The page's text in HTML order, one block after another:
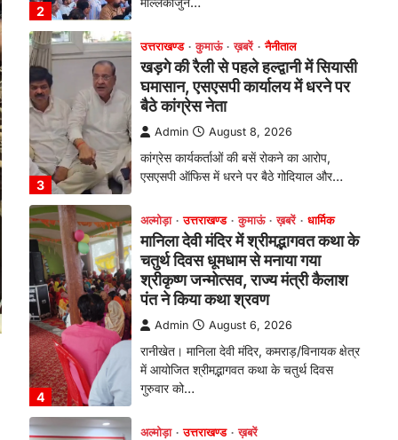
4
अल्मोड़ा उत्तराखण्ड
चतुर्थ दिवस धूमधाम से मनाया गया
श्रीकृष्ण जन्मोत्सव, राज्य मंत्री कैलाश
पंत ने किया कथा श्रवण
Admin August 6, 2026
रानीखेत। मानिला देवी मंदिर, कमराड़/विनायक क्षेत्र
में आयोजित श्रीमद्भागवत कथा के चतुर्थ दिवस
गुरुवार को…
1
अल्मोड़ा उत्तराखण्ड ख़बरें
इंटर-एपीएस सेंट्रल कमांड चेस
क्लस्टर-2 में याग्यिका कुंद्रा ने लहराया
परचम, अंडर-14 वर्ग में हासिल किया
प्रथम स्थान
Admin August 8, 2026
रानीखेत। आर्मी पब्लिक स्कूल रानीखेत की
प्रतिभाशाली छात्रा याग्यिका कुंद्रा ने अपनी
शानदार शतरंज प्रतिभा…
उत्तराखण्ड कुमाऊं ख़बरें